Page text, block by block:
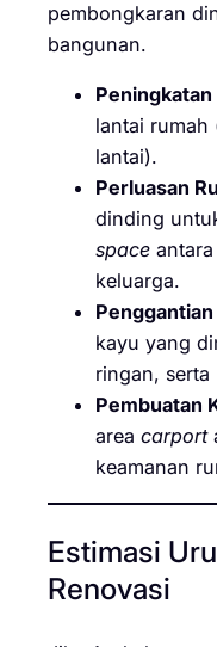
pembongkaran
bangunan.
Peningkatan
lantai rumah
lantai).
Perluasan
dinding
space
keluarga.
kayu yang
ringan, serta
Pembuatan
area carport
keamanan
Estimasi
Renovasi